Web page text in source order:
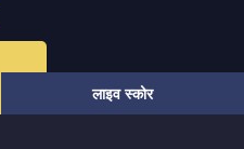
लाइव स्कोर